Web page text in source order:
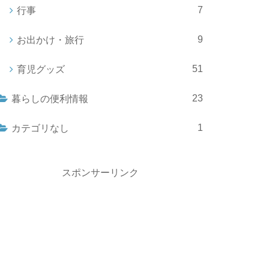
行事 7
お出かけ・旅行 9
育児グッズ 51
暮らしの便利情報 23
カテゴリなし 1
スポンサーリンク